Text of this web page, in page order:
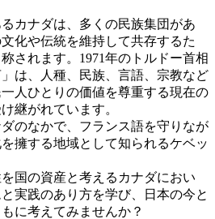
カナダは、多くの民族集団があ
化や伝統を維持して共存するた
されます。 1971年のトルドー首相
は、人種、民族、言語、宗教など
人ひとりの価値を尊重する現在の
継がれています。
のなかで、フランス語を守りなが
擁する地域として知られるケベッ
国の資産と考えるカナダにおい
実践のあり方を学び、日本の今と
に考えてみませんか？